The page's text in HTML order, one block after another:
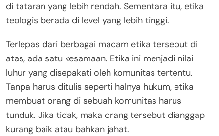
di tataran yang lebih rendah. Sementara itu, etika
teologis berada di level yang lebih tinggi.
Terlepas dari berbagai macam etika tersebut di
atas, ada satu kesamaan. Etika ini menjadi nilai
luhur yang disepakati oleh komunitas tertentu.
Tanpa harus ditulis seperti halnya hukum, etika
membuat orang di sebuah komunitas harus
tunduk. Jika tidak, maka orang tersebut dianggap
kurang baik atau bahkan jahat.